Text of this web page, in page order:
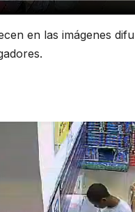
en las imágenes